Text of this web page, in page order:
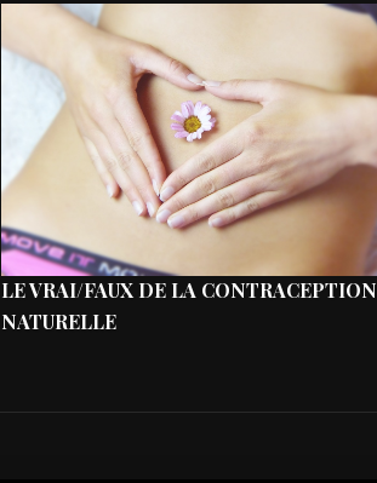
LE VRAI/FAUX DE LA CONTRACEPTION
NATURELLE